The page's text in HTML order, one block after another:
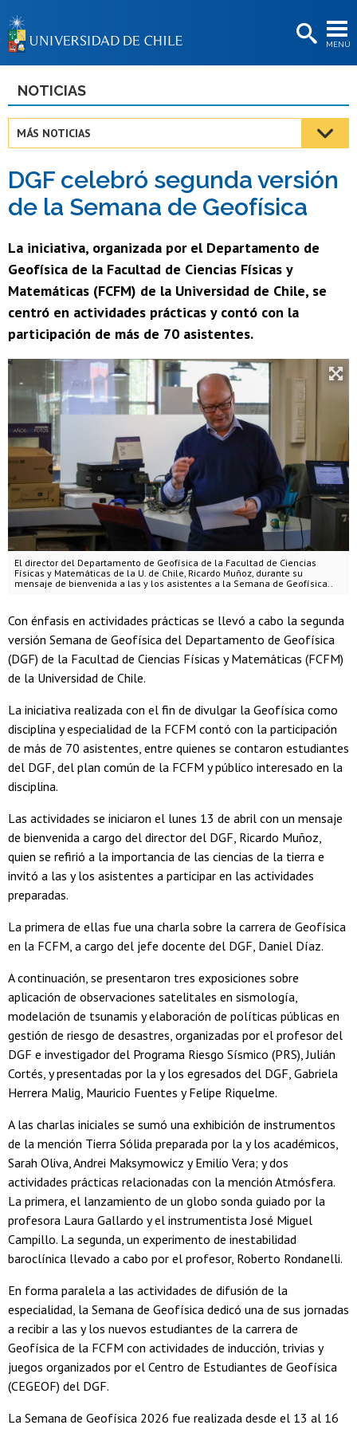
MENÚ
BIBLIOTECAS
Estudiantes
Académicas/os
Funcionarias/os
Egresadas/os
NOTICIAS
MÁS NOTICIAS
DGF celebró segunda versión
de la Semana de Geofísica
La iniciativa, organizada por el Departamento de
Geofísica de la Facultad de Ciencias Físicas y
Matemáticas (FCFM) de la Universidad de Chile, se
centró en actividades prácticas y contó con la
participación de más de 70 asistentes.
El director del Departamento de Geofísica de la Facultad de Ciencias
Físicas y Matemáticas de la U. de Chile, Ricardo Muñoz, durante su
mensaje de bienvenida a las y los asistentes a la Semana de Geofísica..
Con énfasis en actividades prácticas se llevó a cabo la segunda
versión Semana de Geofísica del Departamento de Geofísica
(DGF) de la Facultad de Ciencias Físicas y Matemáticas (FCFM)
de la Universidad de Chile.
La iniciativa realizada con el fin de divulgar la Geofísica como
disciplina y especialidad de la FCFM contó con la participación
de más de 70 asistentes, entre quienes se contaron estudiantes
del DGF, del plan común de la FCFM y público interesado en la
disciplina.
Las actividades se iniciaron el lunes 13 de abril con un mensaje
de bienvenida a cargo del director del DGF, Ricardo Muñoz,
quien se refirió a la importancia de las ciencias de la tierra e
invitó a las y los asistentes a participar en las actividades
preparadas.
La primera de ellas fue una charla sobre la carrera de Geofísica
en la FCFM, a cargo del jefe docente del DGF, Daniel Díaz.
A continuación, se presentaron tres exposiciones sobre
aplicación de observaciones satelitales en sismología,
modelación de tsunamis y elaboración de políticas públicas en
gestión de riesgo de desastres, organizadas por el profesor del
DGF e investigador del Programa Riesgo Sísmico (PRS), Julián
Cortés, y presentadas por la y los egresados del DGF, Gabriela
Herrera Malig, Mauricio Fuentes y Felipe Riquelme.
A las charlas iniciales se sumó una exhibición de instrumentos
de la mención Tierra Sólida preparada por la y los académicos,
Sarah Oliva, Andrei Maksymowicz y Emilio Vera; y dos
actividades prácticas relacionadas con la mención Atmósfera.
La primera, el lanzamiento de un globo sonda guiado por la
profesora Laura Gallardo y el instrumentista José Miguel
Campillo. La segunda, un experimento de inestabilidad
baroclínica llevado a cabo por el profesor, Roberto Rondanelli.
En forma paralela a las actividades de difusión de la
especialidad, la Semana de Geofísica dedicó una de sus jornadas
a recibir a las y los nuevos estudiantes de la carrera de
Geofísica de la FCFM con actividades de inducción, trivias y
juegos organizados por el Centro de Estudiantes de Geofísica
(CEGEOF) del DGF.
La Semana de Geofísica 2026 fue realizada desde el 13 al 16